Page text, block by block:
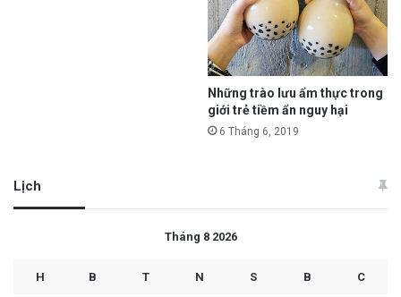
Những trào lưu ẩm thực trong
giới trẻ tiềm ẩn nguy hại
6 Tháng 6, 2019
Lịch
Tháng 8 2026
H B T N S B C